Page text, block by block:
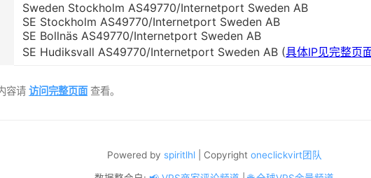
Sweden Stockholm AS49770/Internetport Sweden AB
SE Stockholm AS49770/Internetport Sweden AB
SE Bollnäs AS49770/Internetport Sweden AB
SE Hudiksvall AS49770/Internetport Sweden AB (具体IP见完整页
容请 访问完整页面查看。
Powered by spiritlhl| Copyright oneclickvirt团队